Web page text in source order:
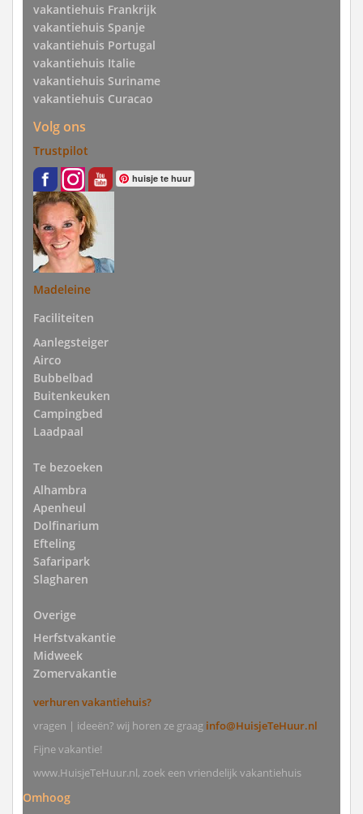
vakantiehuis Frankrijk
vakantiehuis Spanje
vakantiehuis Portugal
vakantiehuis Italie
vakantiehuis Suriname
vakantiehuis Curacao
Volg ons
Trustpilot
huisje te huur
Madeleine
Faciliteiten
Aanlegsteiger
Airco
Bubbelbad
Buitenkeuken
Campingbed
Laadpaal
Te bezoeken
Alhambra
Apenheul
Dolfinarium
Efteling
Safaripark
Slagharen
Overige
Herfstvakantie
Midweek
Zomervakantie
verhuren vakantiehuis?
vragen | ideeën? wij horen ze graag info@HuisjeTeHuur.nl
Fijne vakantie!
www.HuisjeTeHuur.nl, zoek een vriendelijk vakantiehuis
Omhoog